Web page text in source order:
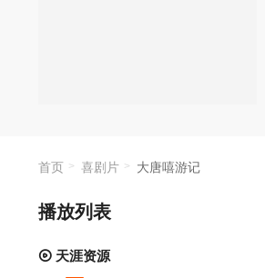
首页 喜剧片 大唐嘻游记
播放列表
天涯资源